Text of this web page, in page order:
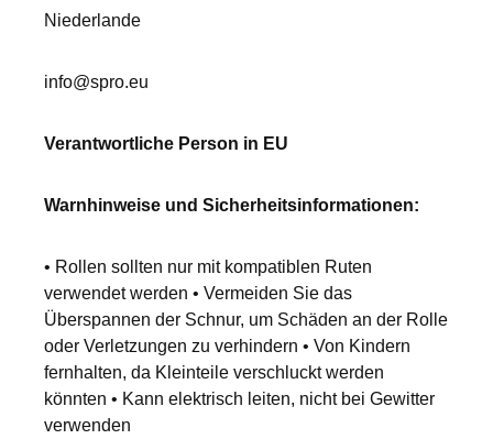
Niederlande
info@spro.eu
Verantwortliche Person in EU
Warnhinweise und Sicherheitsinformationen:
• Rollen sollten nur mit kompatiblen Ruten
verwendet werden • Vermeiden Sie das
Überspannen der Schnur, um Schäden an der Rolle
oder Verletzungen zu verhindern • Von Kindern
fernhalten, da Kleinteile verschluckt werden
könnten • Kann elektrisch leiten, nicht bei Gewitter
verwenden